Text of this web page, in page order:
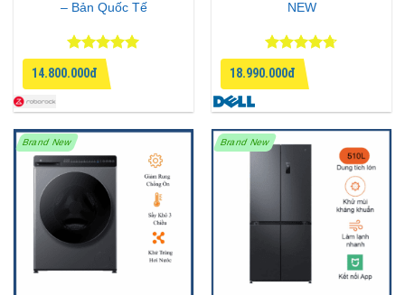
– Bản Quốc Tế
Được xếp
hạng
55
sao
14.800.000đ
NEW
Được xếp
hạng
4.67
5 sao
18.990.000đ
Brand New Brand New